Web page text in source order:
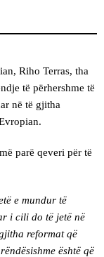
Riho Terras, tha
të përhershme të
në të gjitha
parë qeveri për të
e mundur të
i cili do të jetë në
reformat që
është që